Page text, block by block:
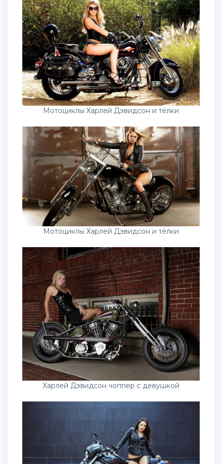
Мотоциклы Харлей Дэвидсон и тёлки
Мотоциклы Харлей Дэвидсон и тёлки
Харлей Дэвидсон чоппер с девушкой